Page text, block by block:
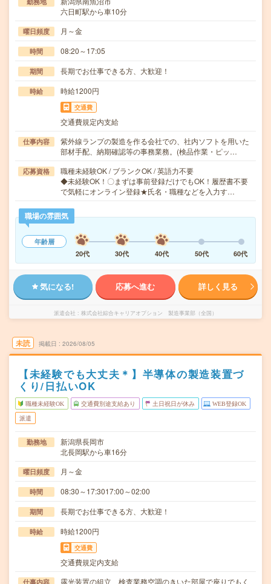
六日町駅から車10分
曜日頻度 月～金
時間 08:20～17:05
期間 長期でお仕事できる方、大歓迎！
時給 時給1200円
交通費
交通費規定内支給
仕事内容
紫外線ランプの製造を作る会社での、社内ソフトを用いた
部材手配、納期確認等の事務業務。(検品作業・ピッ…
応募資格
職種未経験OK / ブランクOK / 英語力不要
◆未経験OK！〇まずは事前登録だけでもOK！履歴書不要
で気軽にオンライン登録★氏名・職種などを入力す…
職場の雰囲気
年齢層
20代
30代 40代 50代 60代
気になる! 応募へ進む 詳しく見る
派遣会社 株式会社綜合キャリアオプション 製造事業部（全国）
未読 掲載日 2026/08/05
【未経験でも大丈夫＊】半導体の製造装置づ
くり/日払いOK
職種未経験OK 交通費別途支給あり 土日祝日が休み WEB登録OK
派遣
勤務地
新潟県長岡市
北長岡駅から車16分
曜日頻度 月～金
時間 08:30～17:3017:00～02:00
期間 長期でお仕事できる方、大歓迎！
時給 時給1200円
交通費
交通費規定内支給
仕事内容 露光装置の組立、検査業務空調のきいた部屋で座りでもく